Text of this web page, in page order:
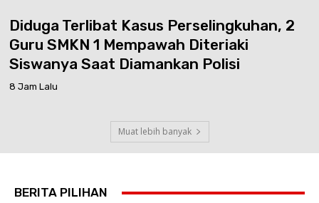
Diduga Terlibat Kasus Perselingkuhan, 2
Guru SMKN 1 Mempawah Diteriaki
Siswanya Saat Diamankan Polisi
8 Jam Lalu
Muat lebih banyak
BERITA PILIHAN